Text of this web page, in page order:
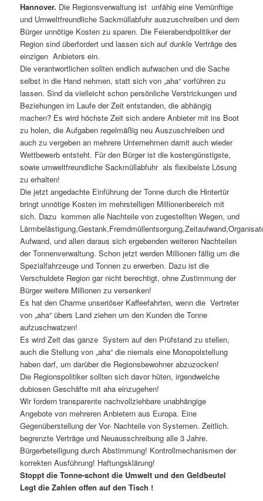
Hannover. Die Regionsverwaltung ist unfähig eine Vernünftige
und Umweltfreundliche Sackmüllabfuhr auszuschreiben und dem
Bürger unnötige Kosten zu sparen. Die Feierabendpolitiker der
Region sind überfordert und lassen sich auf dunkle Verträge des
einzigen Anbieters ein.
Die verantwortlichen sollten endlich aufwachen und die Sache
selbst in die Hand nehmen, statt sich von „aha“ vorführen zu
lassen. Sind da vielleicht schon persönliche Verstrickungen und
Beziehungen im Laufe der Zeit entstanden, die abhängig
machen? Es wird höchste Zeit sich andere Anbieter mit ins Boot
zu holen, die Aufgaben regelmäßig neu Auszuschreiben und
auch zu vergeben an mehrere Unternehmen damit auch wieder
Wettbewerb entsteht. Für den Bürger ist die kostengünstigste,
sowie umweltfreundliche Sackmüllabfuhr als flexibelste Lösung
zu erhalten!
Die jetzt angedachte Einführung der Tonne durch die Hintertür
bringt unnötige Kosten im mehrstelligen Millionenbereich mit
sich. Dazu kommen alle Nachteile von zugestellten Wegen, und
Aufwand, und allen daraus sich ergebenden weiteren Nachteilen
der Tonnenverwaltung. Schon jetzt werden Millionen fällig um die
Spezialfahrzeuge und Tonnen zu erwerben. Dazu ist die
Verschuldete Region gar nicht berechtigt, ohne Zustimmung der
Bürger weitere Millionen zu versenken!
Es hat den Charme unseriöser Kaffeefahrten, wenn die Vertreter
von „aha“ übers Land ziehen um den Kunden die Tonne
aufzuschwatzen!
Es wird Zeit das ganze System auf den Prüfstand zu stellen,
auch die Stellung von „aha“ die niemals eine Monopolstellung
haben darf, um darüber die Regionsbewohner abzuzocken!
Die Regionspolitiker sollten sich davor hüten, irgendwelche
dubiosen Geschäfte mit aha einzugehen!
Wir fordern transparente nachvollziehbare unabhängige
Angebote von mehreren Anbietern aus Europa. Eine
Gegenüberstellung der Vor- Nachteile von Systemen. Zeitlich.
begrenzte Verträge und Neuausschreibung alle 3 Jahre.
Bürgerbeteiligung durch Abstimmung! Kontrollmechanismen der
korrekten Ausführung! Haftungsklärung!
Stoppt die Tonne-schont die Umwelt und den Geldbeutel
Legt die Zahlen offen auf den Tisch !